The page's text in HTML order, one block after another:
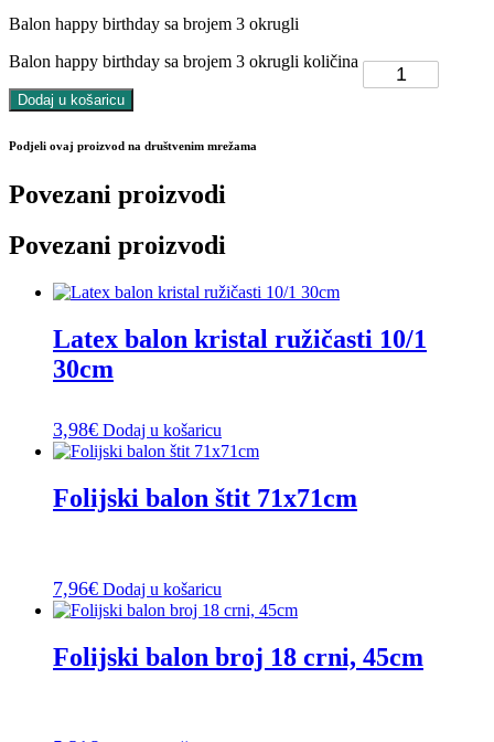
Balon happy birthday sa brojem 3 okrugli
Balon happy birthday sa brojem 3 okrugli količina
Dodaj u košaricu
Podjeli ovaj proizvod na društvenim mrežama
Povezani proizvodi
Povezani proizvodi
Latex balon kristal ružičasti 10/1
30cm
3,98€ Dodaj u košaricu
Folijski balon štit 71x71cm
7,96€ Dodaj u košaricu
Folijski balon broj 18 crni, 45cm